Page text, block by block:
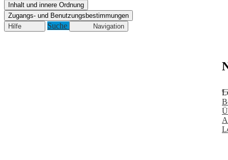
Inhalt und innere Ordnung
Zugangs- und Benutzungsbestimmungen
Hilfe
Suche Navigation